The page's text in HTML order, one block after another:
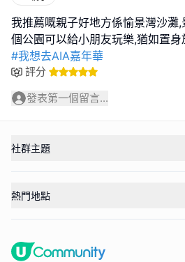
我推薦嘅親子好地方係愉景灣沙灘
#我想去AIA嘉年華
評分
發表第一個留言...
社群主題
熱門地點